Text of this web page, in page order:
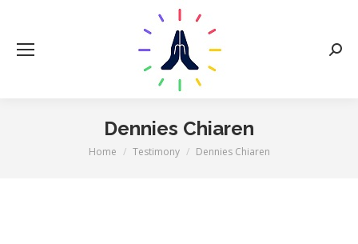
Dennies Chiaren
You are here:
Home Testimony Dennies Chiaren